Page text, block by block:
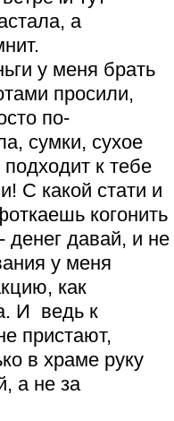
а
у меня брать
просили,
по-
сумки, сухое
к тебе
С какой стати и
когонить
давай, и не
у меня
как
И ведь к
пристают,
в храме руку
а не за